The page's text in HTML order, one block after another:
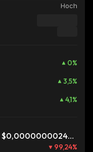
Hoch
0%
3,5%
4,1%
$0,000000002444
99,24%